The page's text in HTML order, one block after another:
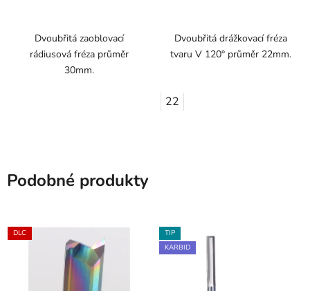
Dvoubřitá zaoblovací
rádiusová fréza průměr
30mm.
Dvoubřitá drážkovací fréza
tvaru V 120° průměr 22mm.
22
Podobné produkty
DLC
TIP
KARBID